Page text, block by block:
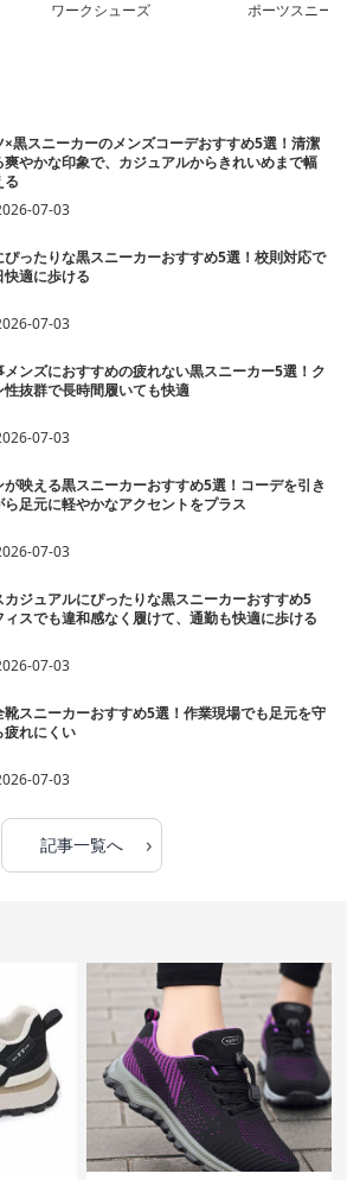
ワークシューズ
ポーツスニー
×黒スニーカーのメンズコーデおすすめ5選！清潔
爽やかな印象で、カジュアルからきれいめまで幅
る
07-03
ぴったりな黒スニーカーおすすめ5選！校則対応で
快適に歩ける
07-03
メンズにおすすめの疲れない黒スニーカー5選！ク
性抜群で長時間履いても快適
07-03
が映える黒スニーカーおすすめ5選！コーデを引き
ら足元に軽やかなアクセントをプラス
07-03
カジュアルにぴったりな黒スニーカーおすすめ5
ィスでも違和感なく履けて、通勤も快適に歩ける
07-03
靴スニーカーおすすめ5選！作業現場でも足元を守
疲れにくい
07-03
記事一覧へ ›